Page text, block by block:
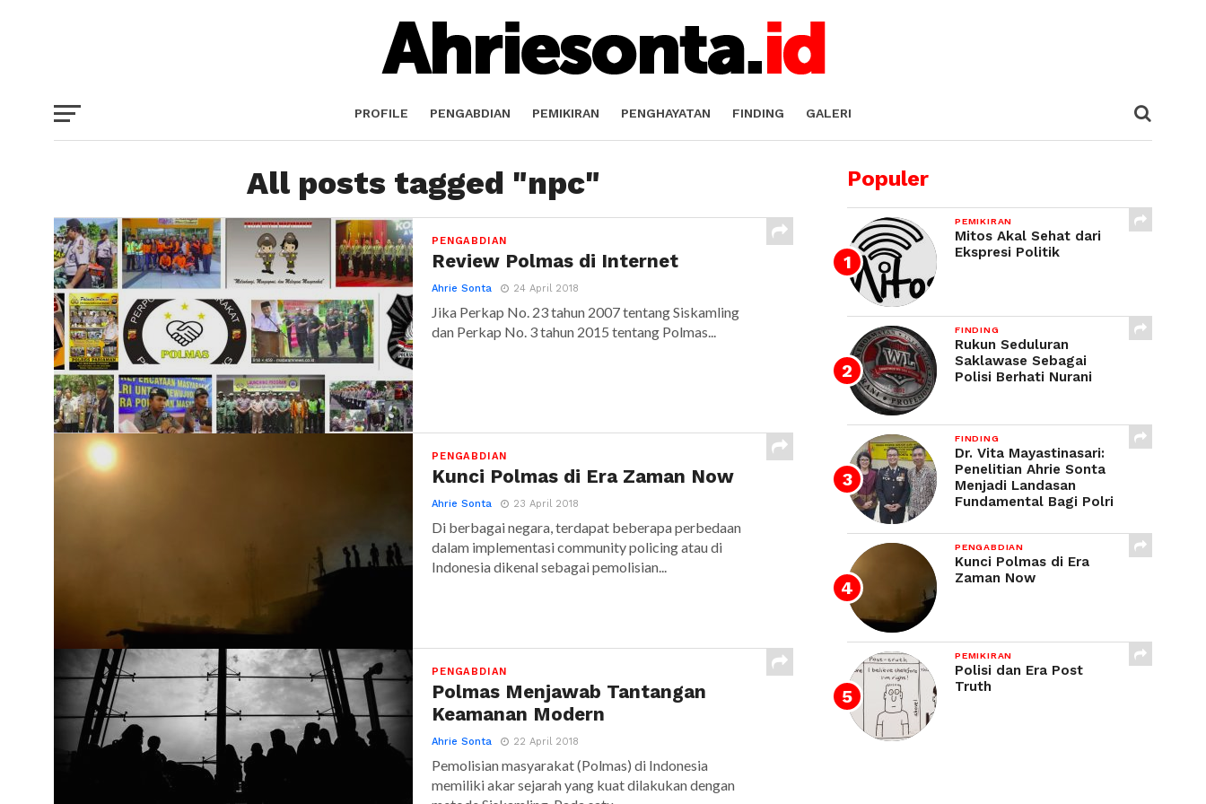
PROFILE PENGABDIAN PEMIKIRAN PENGHAYATAN FINDING GALERI
All posts tagged "npc"
PENGABDIAN
Review Polmas di Internet
Ahrie Sonta 24 April 2018
Jika Perkap No. 23 tahun 2007 tentang Siskamling
dan Perkap No. 3 tahun 2015 tentang Polmas...
PENGABDIAN
Kunci Polmas di Era Zaman Now
Ahrie Sonta 23 April 2018
Di berbagai negara, terdapat beberapa perbedaan
dalam implementasi community policing atau di
Indonesia dikenal sebagai pemolisian...
PENGABDIAN
Polmas Menjawab Tantangan
Keamanan Modern
Ahrie Sonta 22 April 2018
Pemolisian masyarakat (Polmas) di Indonesia
memiliki akar sejarah yang kuat dilakukan dengan
Populer
PEMIKIRAN
Mitos Akal Sehat dari
Ekspresi Politik
FINDING
Rukun Seduluran
Saklawase Sebagai
Polisi Berhati Nurani
FINDING
Dr. Vita Mayastinasari:
Penelitian Ahrie Sonta
Menjadi Landasan
Fundamental Bagi Polri
PENGABDIAN
Kunci Polmas di Era
Zaman Now
PEMIKIRAN
Polisi dan Era Post
Truth